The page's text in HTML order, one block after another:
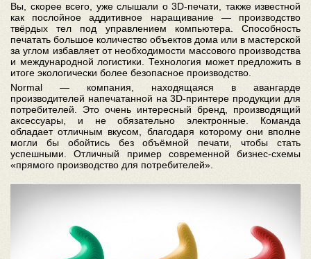
Вы, скорее всего, уже слышали о 3D-печати, также известной
как послойное аддитивное наращивание — производство
твёрдых тел под управлением компьютера. Способность
печатать большое количество объектов дома или в мастерской
за углом избавляет от необходимости массового производства
и международной логистики. Технология может предложить в
итоге экологически более безопасное производство.
Normal — компания, находящаяся в авангарде
производителей напечатанной на 3D-принтере продукции для
потребителей. Это очень интересный бренд, производящий
аксессуары, и не обязательно электронные. Команда
обладает отличным вкусом, благодаря которому они вполне
могли бы обойтись без объёмной печати, чтобы стать
успешными. Отличный пример современной бизнес-схемы
«прямого производство для потребителей».